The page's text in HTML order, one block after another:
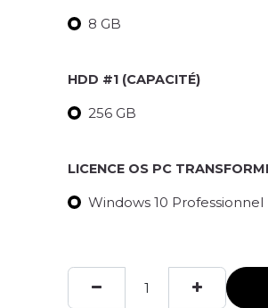
8 GB
HDD #1 (CAPACITÉ)
256 GB
LICENCE OS PC
Windows 10 Professionnel